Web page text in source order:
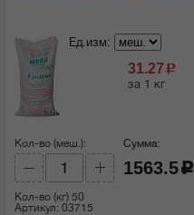
Ед.изм:
31.27 c
за 1 кг
Кол-во (меш.):
Кол-во (кг) 50
Артикул: 03715
Сумма:
1563.5 c